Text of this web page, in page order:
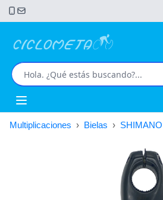
Open main menu
Multiplicaciones › Bielas › SHIMANO